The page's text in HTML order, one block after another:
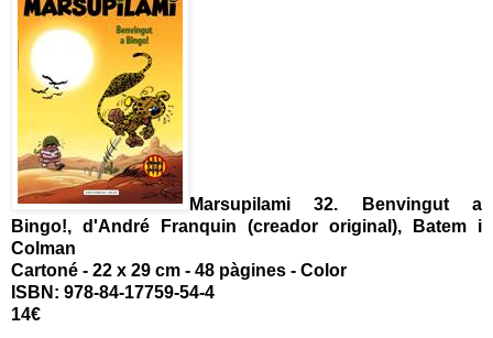
Marsupilami 32. Benvingut a
Bingo!, d'André Franquin (creador original), Batem i
Colman
Cartoné - 22 x 29 cm - 48 pàgines - Color
ISBN: 978-84-17759-54-4
14€